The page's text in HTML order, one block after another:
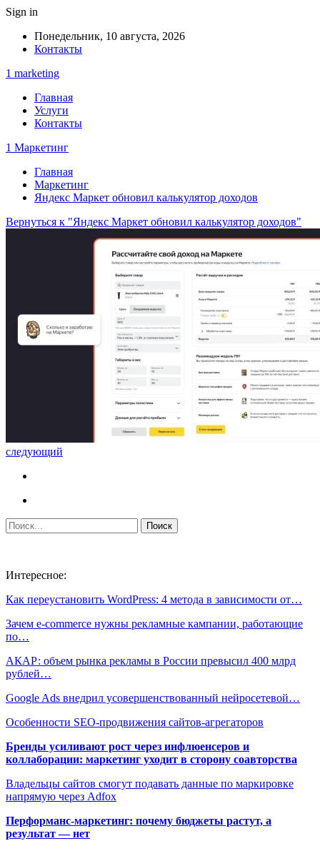
Sign in
Понедельник, 10 августа, 2026
Контакты
1 marketing
Главная
Услуги
Контакты
1 Маркетинг
Главная
Маркетинг
Яндекс Маркет обновил калькулятор доходов
Вернуться к "Яндекс Маркет обновил калькулятор доходов"
следующий
Интересное:
Как переустановить WordPress: 4 метода в зависимости от…
Зачем e-commerce нужны рекламные кампании, работающие
по…
АКАР: объем рынка рекламы в России превысил 400 млрд
рублей…
Google Ads внедрил усовершенствованный нейросетевой…
Особенности SEO-продвижения сайтов-агрегаторов
Бренды усиливают рост через инфлюенсеров и
коллаборации: маркетинг уходит в сторону соавторства
Владельцы сайтов смогут подавать данные по маркировке
напрямую через Adfox
Перформанс-маркетинг: почему бюджеты растут, а
результат — нет